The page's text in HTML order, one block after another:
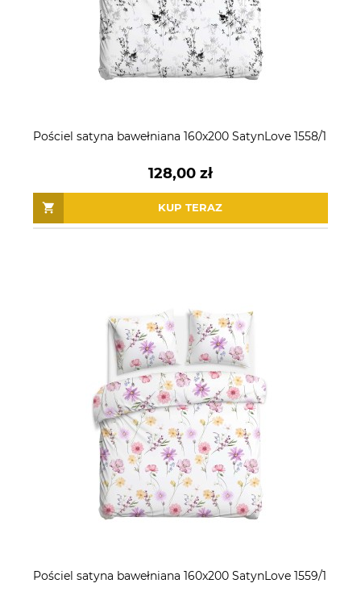
Pościel satyna bawełniana 160x200 SatynLove 1558/1
128,00 zł
KUP TERAZ
Pościel satyna bawełniana 160x200 SatynLove 1559/1